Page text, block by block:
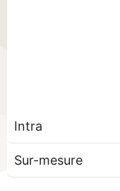
Intra
Sur-mesure